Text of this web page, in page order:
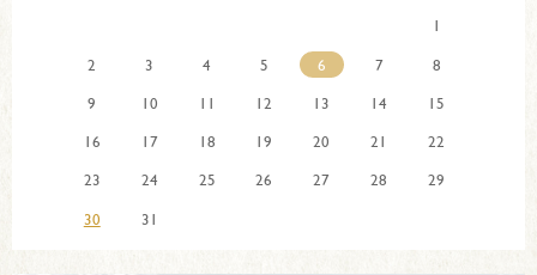
1
2
3 4 5 6 7
8
9
10 11 12 13 14
15
16
17 18 19 20 21
22
23
24 25 26 27 28
29
30
31